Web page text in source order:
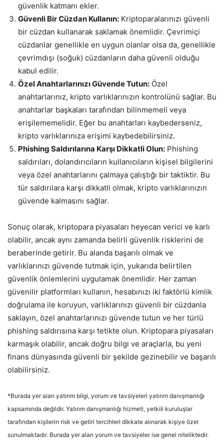
güvenlik katmanı ekler.
Güvenli Bir Cüzdan Kullanın: Kriptoparalarınızı güvenli
bir cüzdan kullanarak saklamak önemlidir. Çevrimiçi
cüzdanlar genellikle en uygun olanlar olsa da, genellikle
çevrimdışı (soğuk) cüzdanların daha güvenli olduğu
kabul edilir.
Özel Anahtarlarınızı Güvende Tutun: Özel
anahtarlarınız, kripto varlıklarınızın kontrolünü sağlar. Bu
anahtarlar başkaları tarafından bilinmemeli veya
erişilememelidir. Eğer bu anahtarları kaybederseniz,
kripto varlıklarınıza erişimi kaybedebilirsiniz.
Phishing Saldırılarına Karşı Dikkatli Olun: Phishing
saldırıları, dolandırıcıların kullanıcıların kişisel bilgilerini
veya özel anahtarlarını çalmaya çalıştığı bir taktiktir. Bu
tür saldırılara karşı dikkatli olmak, kripto varlıklarınızın
güvende kalmasını sağlar.
Sonuç olarak, kriptopara piyasaları heyecan verici ve karlı
olabilir, ancak aynı zamanda belirli güvenlik risklerini de
beraberinde getirir. Bu alanda başarılı olmak ve
varlıklarınızı güvende tutmak için, yukarıda belirtilen
güvenlik önlemlerini uygulamak önemlidir. Her zaman
güvenilir platformları kullanın, hesabınızı iki faktörlü kimlik
doğrulama ile koruyun, varlıklarınızı güvenli bir cüzdanla
saklayın, özel anahtarlarınızı güvende tutun ve her türlü
phishing saldırısına karşı tetikte olun. Kriptopara piyasaları
karmaşık olabilir, ancak doğru bilgi ve araçlarla, bu yeni
finans dünyasında güvenli bir şekilde gezinebilir ve başarılı
olabilirsiniz.
*Burada yer alan yatırım bilgi, yorum ve tavsiyeleri yatırım danışmanlığı
kapsamında değildir. Yatırım danışmanlığı hizmeti, yetkili kuruluşlar
tarafından kişilerin risk ve getiri tercihleri dikkate alınarak kişiye özel
sunulmaktadır. Burada yer alan yorum ve tavsiyeler ise genel niteliktedir.